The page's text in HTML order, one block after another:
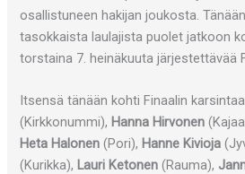
osallistuneen hakijan joukosta.
tasokkaista laulajista puolet jatkoon
torstaina 7. heinäkuuta järjestettävää
Itsensä tänään kohti Finaalin
(Kirkkonummi), Hanna Hirvonen
Heta Halonen (Pori), Hanne Kivioja
(Kurikka), Lauri Ketonen (Rauma),